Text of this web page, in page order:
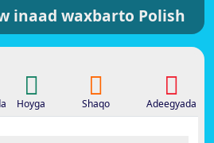
inaad waxbarto Polish
Hoyga Shaqo Adeegyada